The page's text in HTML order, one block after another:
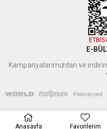
E-
Kampanyalarımızdan ve
Anasayfa Favorilerim